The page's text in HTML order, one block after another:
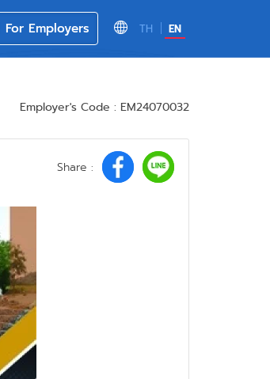
TH EN
For Employers
Employer's Code : EM24070032
Share :